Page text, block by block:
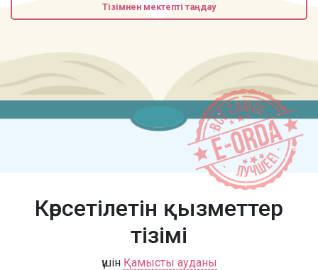
Тізімнен мектепті таңдау
Көрсетілетін қызметтер
тізімі
үшін Қамысты ауданы